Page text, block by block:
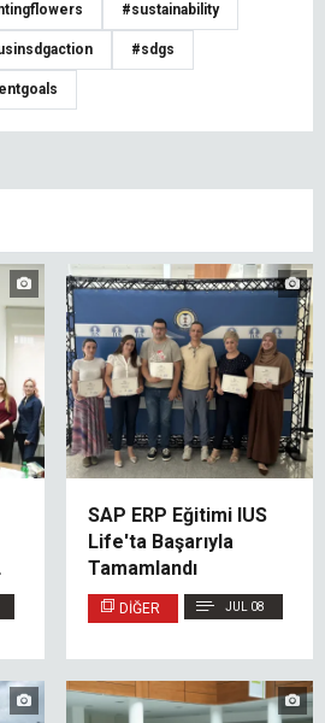
#sustainability
#sdgs
SAP ERP Eğitimi IUS
Life'ta Başarıyla
Tamamlandı
DIĞER JUL 08